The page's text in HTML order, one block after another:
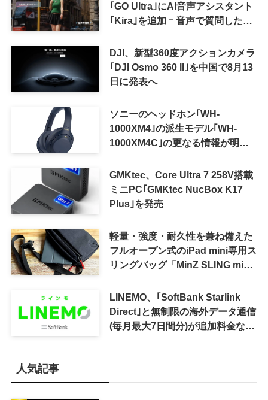
｢GO Ultra｣にAI音声アシスタント
｢Kira｣を追加 ｰ 音声で質問した
可能に
DJI、新型360度アクションカメラ
｢DJI Osmo 360 II｣を中国で8月13
日に発表へ
ソニーのヘッドホン｢WH-
1000XM4｣の派生モデル｢WH-
1000XM4C｣の更なる情報が明ら
GMKtec、Core Ultra 7 258V搭載
ミニPC｢GMKtec NucBox K17
Plus｣を発売
軽量・強度・耐久性を兼ね備えた
フルオープン式のiPad mini専用ス
リングバッグ「MinZ SLING mini
LINEMO、｢SoftBank Starlink
Direct｣と無制限の海外データ通信
(毎月最大7日間分)が追加料金なし
人気記事